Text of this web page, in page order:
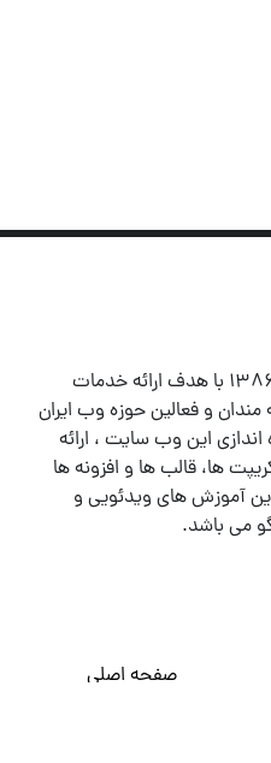
پرشین اسکریپت در سال ۱۳۸۶ با هدف ارائه خدمات
مندان و فعالین حوزه وب ایران
این وب سایت ، ارائه
ها، قالب ها و افزونه ها
آموزش های ویدئویی و
می باشد.
صفحه اصلی